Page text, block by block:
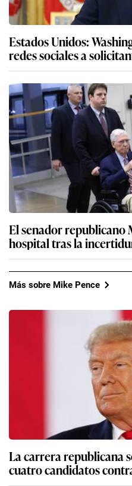
Estados Unidos:
redes sociales a
El senador republicano
hospital tras la
Más sobre Mike Pence
La carrera republicana
cuatro candidatos